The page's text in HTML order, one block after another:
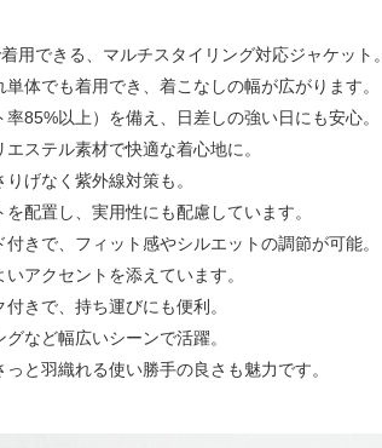
用できる、マルチスタイリング対応ジャケット。
体でも着用でき、着こなしの幅が広がります。
85%以上）を備え、日差しの強い日にも安心。
ステル素材で快適な着心地に。
げなく紫外線対策も。
配置し、実用性にも配慮しています。
きで、フィット感やシルエットの調節が可能。
アクセントを添えています。
きで、持ち運びにも便利。
など幅広いシーンで活躍。
と羽織れる使い勝手の良さも魅力です。